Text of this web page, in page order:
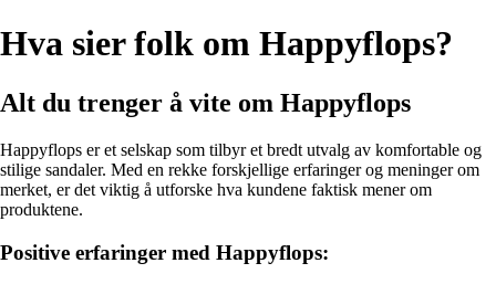
Hva sier folk om Happyflops?
Alt du trenger å vite om Happyflops
Happyflops er et selskap som tilbyr et bredt utvalg av komfortable og
stilige sandaler. Med en rekke forskjellige erfaringer og meninger om
merket, er det viktig å utforske hva kundene faktisk mener om
produktene.
Positive erfaringer med Happyflops: